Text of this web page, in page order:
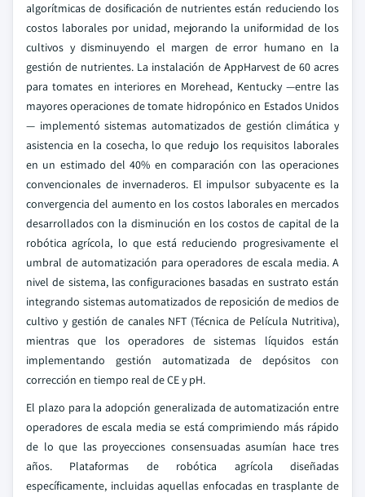
algorítmicas de dosificación de nutrientes están reduciendo los
costos laborales por unidad, mejorando la uniformidad de los
cultivos y disminuyendo el margen de error humano en la
gestión de nutrientes. La instalación de AppHarvest de 60 acres
para tomates en interiores en Morehead, Kentucky —entre las
mayores operaciones de tomate hidropónico en Estados Unidos
— implementó sistemas automatizados de gestión climática y
asistencia en la cosecha, lo que redujo los requisitos laborales
en un estimado del 40% en comparación con las operaciones
convencionales de invernaderos. El impulsor subyacente es la
convergencia del aumento en los costos laborales en mercados
desarrollados con la disminución en los costos de capital de la
robótica agrícola, lo que está reduciendo progresivamente el
umbral de automatización para operadores de escala media. A
nivel de sistema, las configuraciones basadas en sustrato están
integrando sistemas automatizados de reposición de medios de
cultivo y gestión de canales NFT (Técnica de Película Nutritiva),
mientras que los operadores de sistemas líquidos están
implementando gestión automatizada de depósitos con
corrección en tiempo real de CE y pH.
El plazo para la adopción generalizada de automatización entre
operadores de escala media se está comprimiendo más rápido
de lo que las proyecciones consensuadas asumían hace tres
años. Plataformas de robótica agrícola diseñadas
específicamente, incluidas aquellas enfocadas en trasplante de